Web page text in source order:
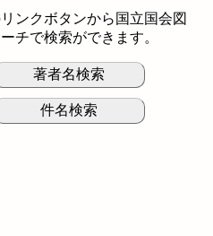
ンクボタンから国立国会図
チで検索ができます。
著者名検索
件名検索